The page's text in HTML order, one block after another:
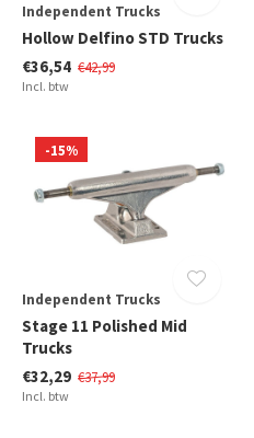
Independent Trucks
Hollow Delfino STD Trucks
€36,54 €42,99
Incl. btw
-15%
Independent Trucks
Stage 11 Polished Mid
Trucks
€32,29 €37,99
Incl. btw